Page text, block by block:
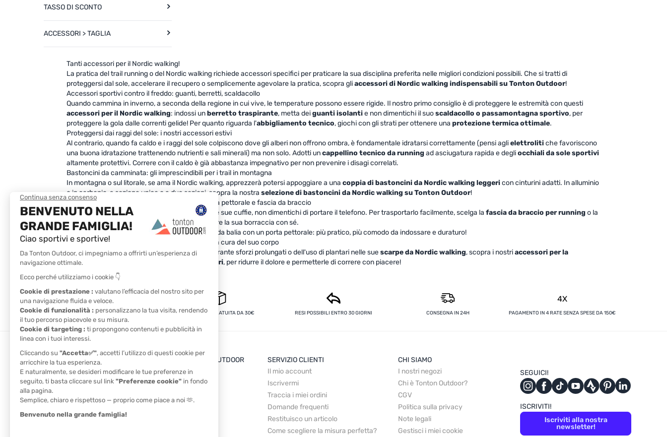
TASSO DI SCONTO
ACCESSORI > TAGLIA
Tanti accessori per il Nordic walking!
La pratica del trail running o del Nordic walking richiede accessori specifici per praticare la sua disciplina preferita nelle migliori condizioni possibili. Che si tratti di
proteggersi dal sole, accelerare il recupero o semplicemente agevolare la pratica, scopra gliaccessori di Nordic walking indispensabili su Tonton Outdoor!
Accessori sportivi contro il freddo: guanti, berretti, scaldacollo
Quando cammina in inverno, a seconda della regione in cui vive, le temperature possono essere rigide. Il nostro primo consiglio è di proteggere le estremità con questi
accessori per il Nordic walking: indossi unberretto traspirante, metta deiguanti isolantie non dimentichi il suoscaldacollo o passamontagna sportivo, per
proteggere la gola dalle correnti gelide! Per quanto riguarda l'abbigliamento tecnico, giochi con gli strati per ottenere unaprotezione termica ottimale.
Proteggersi dai raggi del sole: i nostri accessori estivi
Al contrario, quando fa caldo e i raggi del sole colpiscono dove gli alberi non offrono ombra, è fondamentale idratarsi correttamente (pensi aglielettrolitiche favoriscono
una buona idratazione trattenendo nutrienti e sali minerali) ma non solo. Adotti uncappellino tecnico da running ad asciugatura rapida e degliocchiali da sole sportivi
altamente protettivi. Correre con il caldo è già abbastanza impegnativo per non prevenire i disagi correlati.
Bastoncini da camminata: gli imprescindibili per i trail in montagna
In montagna o sul litorale, se ama il Nordic walking, apprezzerà potersi appoggiare a unacoppia di bastoncini da Nordic walking leggericon cinturini adatti. In alluminio
o in carbonio, a sezione unica o a due sezioni, scopra la nostraselezione di bastoncini da Nordic walking su Tonton Outdoor!
Accessori utili per il Nordic walking: cintura, porta pettorale e fascia da braccio
Se le piace camminare ascoltando musica con le sue cuffie, non dimentichi di portare il telefono. Per trasportarlo facilmente, scelga lafascia da braccio per running o la
cintura da trail. Quest'ultima è ideale per portare la sua borraccia con sé.
Durante le sue competizioni, sostituisca le spille da balia con un porta pettorale: più pratico, più comodo da indossare e duraturo!
Compressione e protezione muscolare: si prenda cura del suo corpo
In caso di piccoli dolori, di scarsa circolazione durante sforzi prolungati o dell'uso di plantari nelle suescarpe da Nordic walking, scopra i nostriaccessori per la
compressione
protezioni muscolari, per ridurre il dolore e permetterle di correre con piacere!
PAGAMENTO SICURO CONSEGNA GRATUITA DA 30€ RESI POSSIBILI ENTRO 30 GIORNI CONSEGNA IN 24H
4X
PAGAMENTO IN 4 RATE SENZA SPESE DA 150€
TROVA UN NEGOZIO
I VANTAGGI DI TONTON OUTDOOR
Il blog
Il cashback
SERVIZIO CLIENTI
Il mio account
Iscrivermi
Traccia i miei ordini
Domande frequenti
Restituisco un articolo
Come scegliere la misura perfetta?
CHI SIAMO
I nostri negozi
Chi è Tonton Outdoor?
CGV
Politica sulla privacy
Note legali
Gestisci i miei cookie
SEGUICI!
ISCRIVITI!
Iscriviti alla nostra
newsletter!